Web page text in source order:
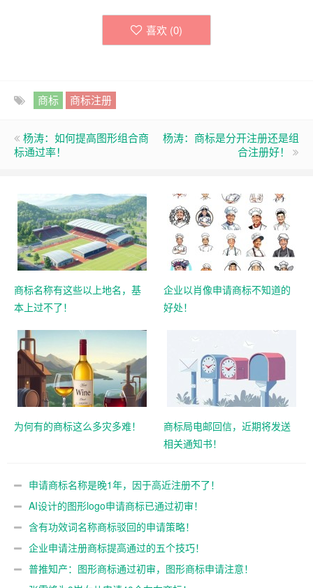
喜欢 (0)
商标 商标注册
杨涛：如何提高图形组合商
标通过率！
杨涛：商标是分开注册还是组
合注册好！
商标名称有这些以上地名，基
本上过不了！
企业以肖像申请商标不知道的
好处！
为何有的商标这么多灾多难！
商标局电邮回信，近期将发送
相关通知书！
申请商标名称是晚1年，因于高近注册不了！
AI设计的图形logo申请商标已通过初审！
含有功效词名称商标驳回的申请策略！
企业申请注册商标提高通过的五个技巧！
普推知产：图形商标通过初审，图形商标申请注意！